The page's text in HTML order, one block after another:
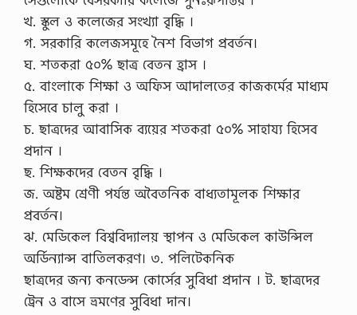
খ. স্কুল ও কলেজের সংখ্যা বৃদ্ধি ।
গ. সরকারি কলেজসমূহে নৈশ বিভাগ প্রবর্তন।
ঘ. শতকরা ৫০% ছাত্র বেতন হ্রাস ।
৫. বাংলাকে শিক্ষা ও অফিস আদালতের কাজকর্মের মাধ্যম
হিসেবে চালু করা ।
চ. ছাত্রদের আবাসিক ব্যয়ের শতকরা ৫০% সাহায্য হিসেব
প্রদান ।
ছ. শিক্ষকদের বেতন বৃদ্ধি ।
জ. অষ্টম শ্রেণী পর্যন্ত অবৈতনিক বাধ্যতামূলক শিক্ষার
প্রবর্তন।
ঝ. মেডিকেল বিশ্ববিদ্যালয় স্থাপন ও মেডিকেল কাউন্সিল
অর্ডিন্যান্স বাতিলকরণ। ৩. পলিটেকনিক
ছাত্রদের জন্য কনডেন্স কোর্সের সুবিধা প্রদান । ট. ছাত্রদের
ট্রেন ও বাসে ভ্রমণের সুবিধা দান।